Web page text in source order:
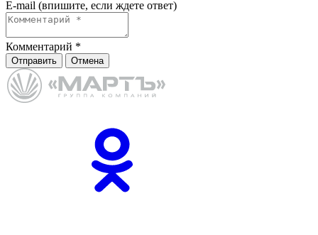
E-mail (впишите, если ждете ответ)
Комментарий *
Отправить Отмена